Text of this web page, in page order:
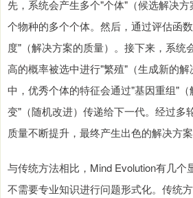
先，系统会产生多个"个体"（候选解决
个物种的多个个体。然后，通过评估函
度"（解决方案的质量）。接下来，系统
高的概率被选中进行"繁殖"（生成新的
中，优秀个体的特征会通过"基因重组"
变"（随机改进）传递给下一代。经过多
质量不断提升，最终产生出色的解决方案
与传统方法相比，Mind Evolution有几个
不需要专业知识进行问题形式化。传统